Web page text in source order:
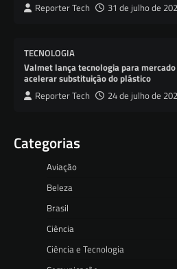
Reporter Tech 31 de julho de
TECNOLOGIA
Valmet lança tecnologia para
acelerar substituição do plástico
Reporter Tech 24 de julho de
Categorias
Aviação
Beleza
Brasil
Ciência
Ciência e Tecnologia